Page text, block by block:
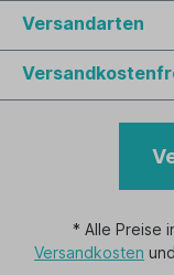
Versandarten
* Alle Preise
Versandkosten